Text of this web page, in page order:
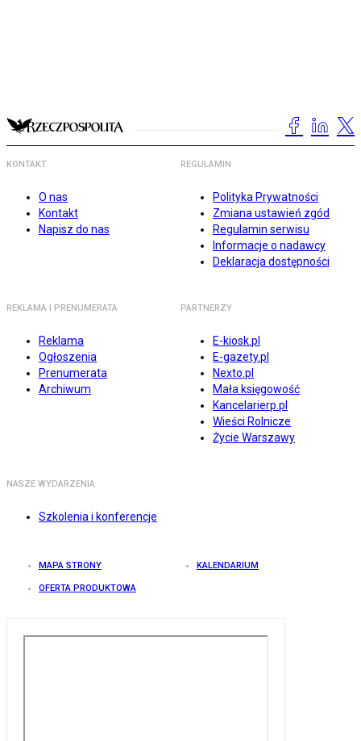
KONTAKT
O nas
Kontakt
Napisz do nas
REGULAMIN
Polityka Prywatności
Zmiana ustawień zgód
Regulamin serwisu
Informacje o nadawcy
Deklaracja dostępności
REKLAMA I PRENUMERATA
Reklama
Ogłoszenia
Prenumerata
Archiwum
PARTNERZY
E-kiosk.pl
E-gazety.pl
Nexto.pl
Mała księgowość
Kancelarierp.pl
Wieści Rolnicze
Życie Warszawy
NASZE WYDARZENIA
Szkolenia i konferencje
MAPA STRONY KALENDARIUM
OFERTA PRODUKTOWA